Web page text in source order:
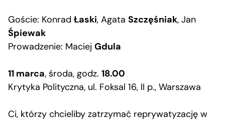
Goście: Konrad Łaski, Agata Szczęśniak, Jan
Śpiewak
Prowadzenie: Maciej Gdula
11 marca, środa, godz. 18.00
Krytyka Polityczna, ul. Foksal 16, II p., Warszawa
Ci, którzy chcieliby zatrzymać reprywatyzację w